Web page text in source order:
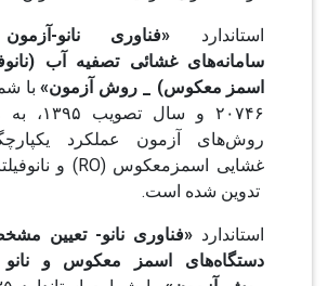
استاندارد«فناوری نانو-آزمون
سامانه‌های غشائی تصفیه آب
اسمز معکوس) _ روش آزمون» با شماره
۲۰۷۴۶ و سال تصویب ۱۳۹۵،
روش‌های آزمون عملکرد یکپارچگی
تدوین شده است.
استاندارد«فناوری نانو- تعیین مشخصات
دستگاه‌های اسمز معکوس و نانو